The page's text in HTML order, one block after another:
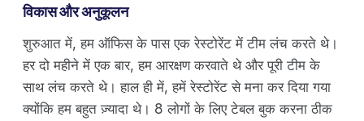
विकास और अनुकूलन
शुरुआत में, हम ऑफिस के पास एक रेस्टोरेंट में टीम लंच करते थे।
हर दो महीने में एक बार, हम आरक्षण करवाते थे और पूरी टीम के
साथ लंच करते थे। हाल ही में, हमें रेस्टोरेंट से मना कर दिया गया
क्योंकि हम बहुत ज़्यादा थे। 8 लोगों के लिए टेबल बुक करना ठीक